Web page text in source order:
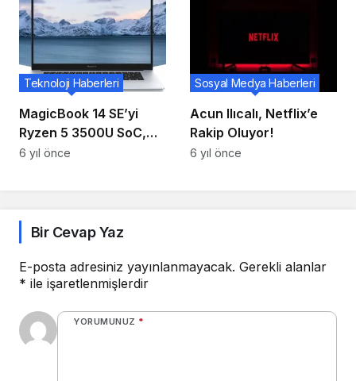
MagicBook 14 SE’yi
Ryzen 5 3500U SoC,
8GB / 256GB Bellek İle
Teknoloji Haberleri
6 yıl önce
Acun Ilıcalı, Netflix’e
Rakip Oluyor!
Sosyal Medya Haberleri
6 yıl önce
Bir Cevap Yaz
E-posta adresiniz yayınlanmayacak. Gerekli alanlar
* ile işaretlenmişlerdir
YORUMUNUZ *